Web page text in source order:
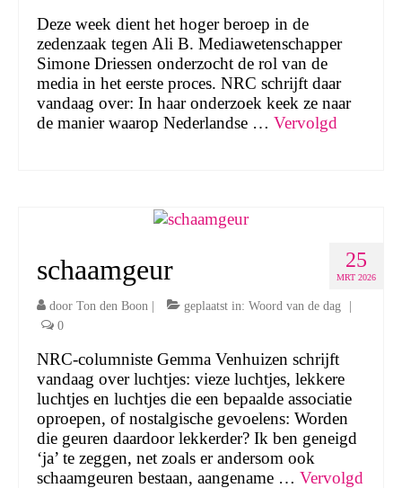
Deze week dient het hoger beroep in de
zedenzaak tegen Ali B. Mediawetenschapper
Simone Driessen onderzocht de rol van de
media in het eerste proces. NRC schrijft daar
vandaag over: In haar onderzoek keek ze naar
de manier waarop Nederlandse … Vervolgd
25
MRT 2026
schaamgeur
door Ton den Boon geplaatst in: Woord van de dag
0
NRC-columniste Gemma Venhuizen schrijft
vandaag over luchtjes: vieze luchtjes, lekkere
luchtjes en luchtjes die een bepaalde associatie
oproepen, of nostalgische gevoelens: Worden
die geuren daardoor lekkerder? Ik ben geneigd
‘ja’ te zeggen, net zoals er andersom ook
schaamgeuren bestaan, aangename … Vervolgd